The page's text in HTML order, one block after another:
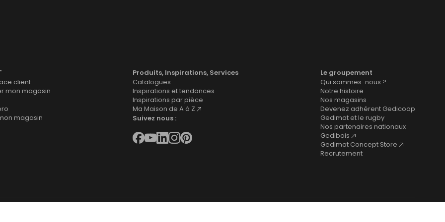
client
mon magasin
magasin
Produits, Inspirations, Services
Catalogues
Inspirations et tendances
Inspirations par pièce
Ma Maison de A à Z
Suivez nous :
Le groupement
Qui sommes-nous ?
Notre histoire
Nos magasins
Devenez adhérent Gedicoop
Gedimat et le rugby
Nos partenaires nationaux
Gedibois
Gedimat Concept Store
Recrutement